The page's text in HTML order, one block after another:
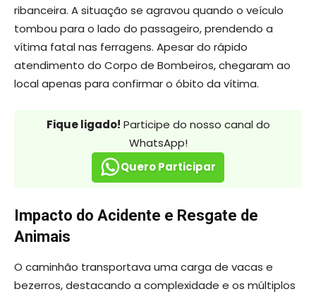
ribanceira. A situação se agravou quando o veículo
tombou para o lado do passageiro, prendendo a
vítima fatal nas ferragens. Apesar do rápido
atendimento do Corpo de Bombeiros, chegaram ao
local apenas para confirmar o óbito da vítima.
Fique ligado! Participe do nosso canal do
WhatsApp!
Quero Participar
Impacto do Acidente e Resgate de
Animais
O caminhão transportava uma carga de vacas e
bezerros, destacando a complexidade e os múltiplos